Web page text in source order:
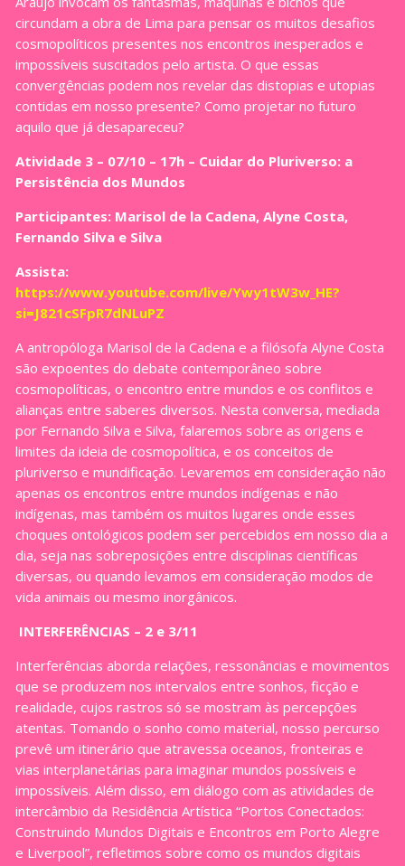
circundam a obra de Lima para pensar os muitos desafios
cosmopolíticos presentes nos encontros inesperados e
impossíveis suscitados pelo artista. O que essas
convergências podem nos revelar das distopias e utopias
contidas em nosso presente? Como projetar no futuro
aquilo que já desapareceu?
Atividade 3 – 07/10 – 17h – Cuidar do Pluriverso: a
Persistência dos Mundos
Participantes: Marisol de la Cadena, Alyne Costa,
Fernando Silva e Silva
Assista:
https://www.youtube.com/live/Ywy1tW3w_HE?
si=J821cSFpR7dNLuPZ
A antropóloga Marisol de la Cadena e a filósofa Alyne Costa
são expoentes do debate contemporâneo sobre
cosmopolíticas, o encontro entre mundos e os conflitos e
alianças entre saberes diversos. Nesta conversa, mediada
por Fernando Silva e Silva, falaremos sobre as origens e
limites da ideia de cosmopolítica, e os conceitos de
pluriverso e mundificação. Levaremos em consideração não
apenas os encontros entre mundos indígenas e não
indígenas, mas também os muitos lugares onde esses
choques ontológicos podem ser percebidos em nosso dia a
dia, seja nas sobreposições entre disciplinas científicas
diversas, ou quando levamos em consideração modos de
vida animais ou mesmo inorgânicos.
INTERFERÊNCIAS – 2 e 3/11
Interferências aborda relações, ressonâncias e movimentos
que se produzem nos intervalos entre sonhos, ficção e
realidade, cujos rastros só se mostram às percepções
atentas. Tomando o sonho como material, nosso percurso
prevê um itinerário que atravessa oceanos, fronteiras e
vias interplanetárias para imaginar mundos possíveis e
impossíveis. Além disso, em diálogo com as atividades de
intercâmbio da Residência Artística “Portos Conectados:
Construindo Mundos Digitais e Encontros em Porto Alegre
e Liverpool”, refletimos sobre como os mundos digitais